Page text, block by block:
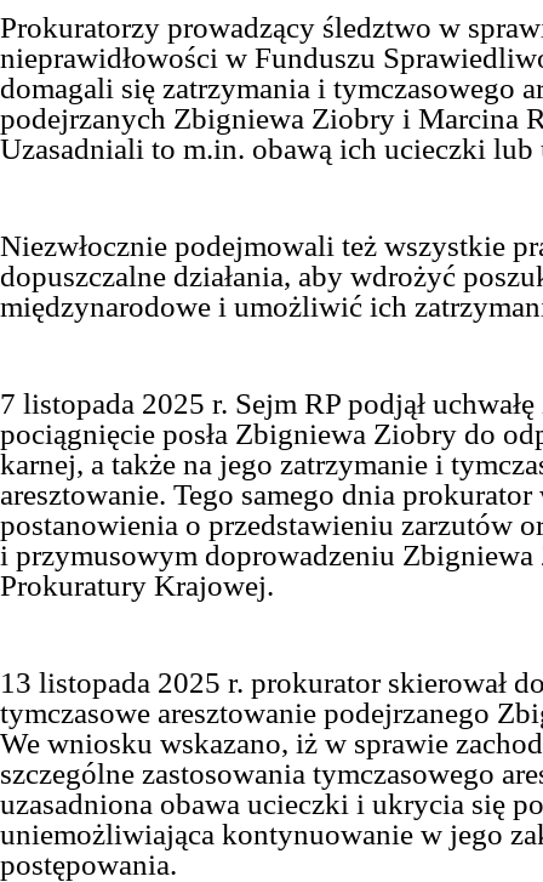
Prokuratorzy prowadzący śledztwo w
nieprawidłowości w Funduszu
domagali się zatrzymania i tymczasowego
podejrzanych Zbigniewa Ziobry i Marcina
Uzasadniali to m.in. obawą ich ucieczki lub
Niezwłocznie podejmowali też wszystkie
dopuszczalne działania, aby wdrożyć
międzynarodowe i umożliwić ich
7 listopada 2025 r. Sejm RP podjął
pociągnięcie posła Zbigniewa Ziobry do
karnej, a także na jego zatrzymanie i
aresztowanie. Tego samego dnia prokurator
postanowienia o przedstawieniu zarzutów
i przymusowym doprowadzeniu Zbigniewa
Prokuratury Krajowej.
13 listopada 2025 r. prokurator skierował
tymczasowe aresztowanie podejrzanego
We wniosku wskazano, iż w sprawie
szczególne zastosowania tymczasowego
uzasadniona obawa ucieczki i ukrycia się
uniemożliwiająca kontynuowanie w jego
postępowania.